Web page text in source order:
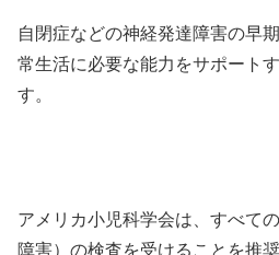
自閉症などの神経発達障害の早
常生活に必要な能力をサポート
す。
アメリカ小児科学会は、すべて
障害）の検査を受けることを推